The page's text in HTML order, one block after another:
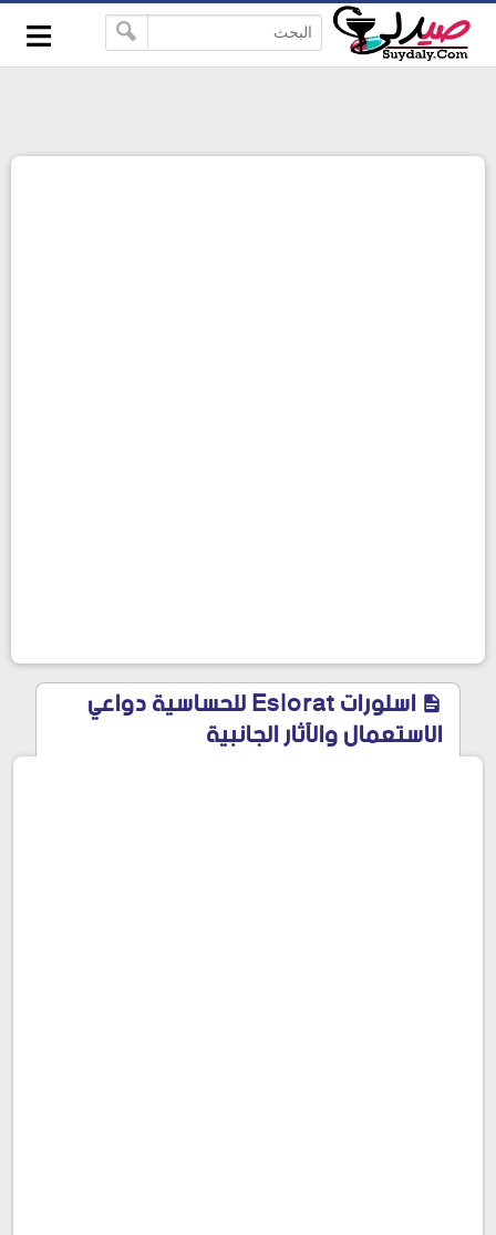
-->
google-site-verification=pbBDctPvwZJkSEHg2-
vmZ_yu86_9u3jQJgGN9H2FF9w
≡
اسلورات Eslorat للحساسية دواعي
الاستعمال والآثار الجانبية